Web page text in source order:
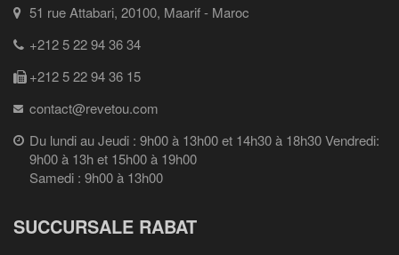
51 rue Attabari, 20100, Maarif - Maroc
+212 5 22 94 36 34
+212 5 22 94 36 15
contact@revetou.com
Du lundi au Jeudi : 9h00 à 13h00 et 14h30 à 18h30 Vendredi:
9h00 à 13h et 15h00 à 19h00
Samedi : 9h00 à 13h00
SUCCURSALE RABAT